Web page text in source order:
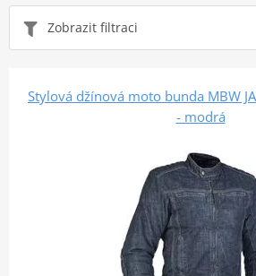
Zobrazit filtraci
Stylová džínová moto bunda MBW
- modrá